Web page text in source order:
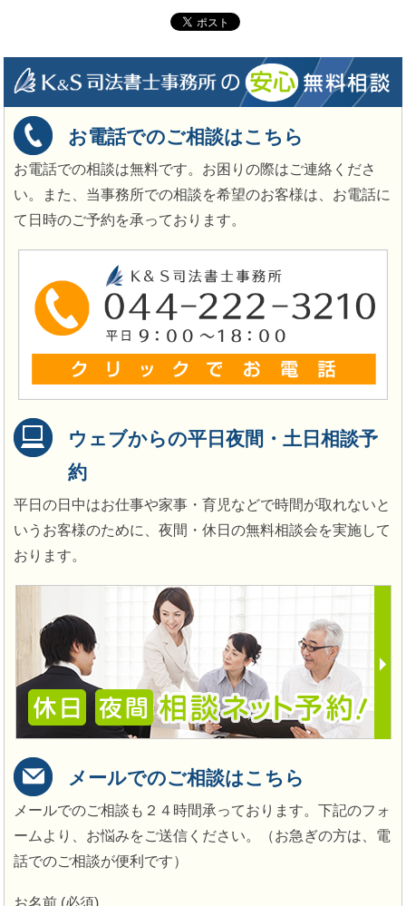
お電話でのご相談はこちら
お電話での相談は無料です。お困りの際はご連絡くださ
い。また、当事務所での相談を希望のお客様は、お電話に
て日時のご予約を承っております。
ウェブからの平日夜間・土日相談予
約
平日の日中はお仕事や家事・育児などで時間が取れないと
いうお客様のために、夜間・休日の無料相談会を実施して
おります。
メールでのご相談はこちら
メールでのご相談も２４時間承っております。下記のフォ
ームより、お悩みをご送信ください。（お急ぎの方は、電
話でのご相談が便利です）